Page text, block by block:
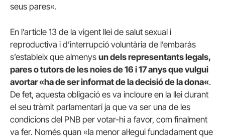
seus pares«.
En l’article 13 de la vigent llei de salut sexual i
reproductiva i d’interrupció voluntària de l’embaràs
s’estableix que almenys un delsrepresentantslegals,
paresotutorsdelesnoies de16 i17anysque vulgui
avortar«ha de serinformat de ladecisióde la dona«.
De fet, aquesta obligació es va incloure en la llei durant
el seu tràmit parlamentari ja que va ser una de les
condicions del PNB per votar-hi a favor, com finalment
va fer. Només quan «la menor al·legui fundadament que